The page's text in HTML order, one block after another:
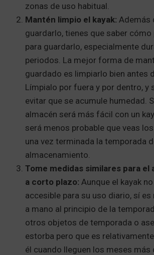
zonas de uso habitual.
Mantén limpio el kayak: Además
guardarlo, tienes que saber cómo
para guardarlo, especialmente
periodos. La mejor forma de
guardado es limpiarlo bien antes
Límpialo por fuera y por dentro, y
evitar que se acumule humedad.
almacén será más fácil con un
será menos probable que veas
una vez terminada la temporada
almacenamiento.
Tome medidas similares para el
a corto plazo: Aunque el kayak
accesible para su uso diario, sí
a mano al principio de la
otros objetos de temporada o
estorba pero que es
él cuando lleguen los meses más